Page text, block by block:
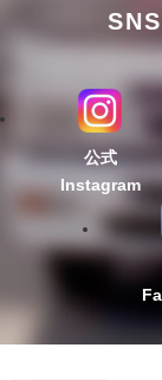
公式
Instagram